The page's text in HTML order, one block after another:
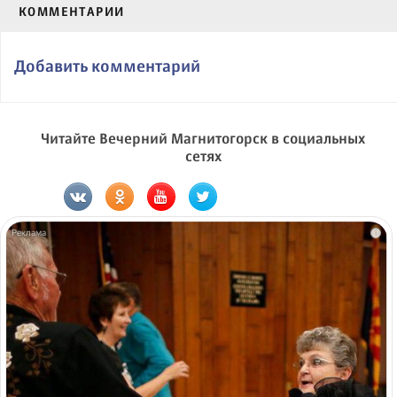
КОММЕНТАРИИ
Добавить комментарий
Читайте Вечерний Магнитогорск в социальных
сетях
i